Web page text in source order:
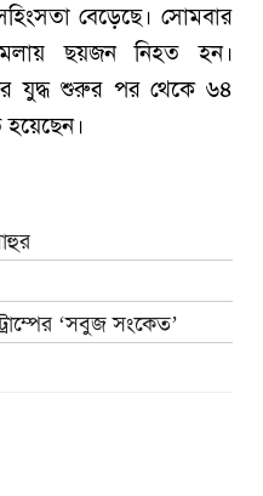
বেড়েছে। সোমবার
ছয়জন নিহত হন।
যুদ্ধ শুরুর পর থেকে ৬৪
হয়েছেন।
‘সবুজ সংকেত’